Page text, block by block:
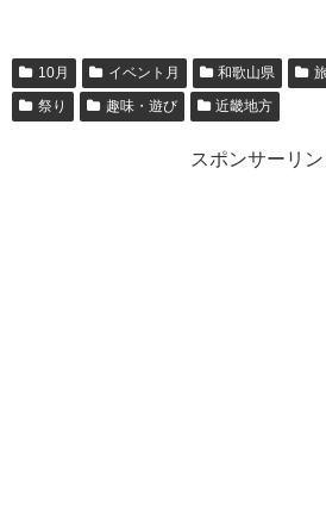
10月 イベント月 和歌山県
祭り
趣味・遊び 近畿地方
スポンサーリン